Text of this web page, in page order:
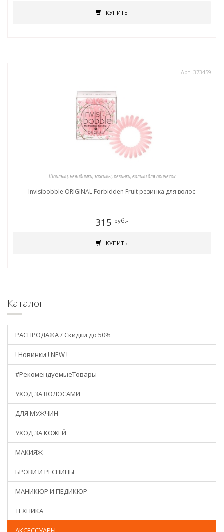
КУПИТЬ
Арт. 373459
Шпильки, невидимки, зажимы, резинки, валики для причесок
Invisibobble ORIGINAL Forbidden Fruit резинка для волос
315 руб.-
КУПИТЬ
Каталог
РАСПРОДАЖА / Скидки до 50%
! Новинки ! NEW !
#РекомендуемыеТовары
УХОД ЗА ВОЛОСАМИ
ДЛЯ МУЖЧИН
УХОД ЗА КОЖЕЙ
МАКИЯЖ
БРОВИ И РЕСНИЦЫ
МАНИКЮР И ПЕДИКЮР
ТЕХНИКА